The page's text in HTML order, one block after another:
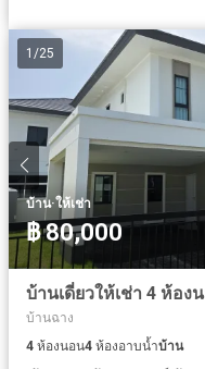
1 /25
บ้าน·ให้เช่า
฿ 80,000
บ้านฉาง
4 ห้องนอน4 ห้องอาบน้ำบ้าน